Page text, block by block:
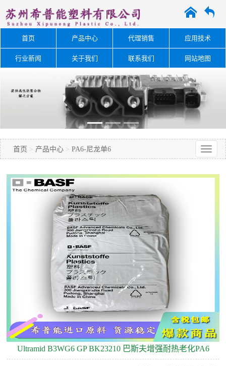
A O
首页 产品中心 代理销售 应用技术
行业新闻 关于我们 联系我们 网站地图
首页 > 产品中心 > PA6-尼龙单6
Ultramid B3WG6 GP BK23210 巴斯夫增强耐热老化PA6